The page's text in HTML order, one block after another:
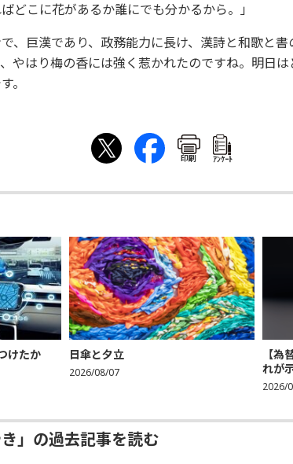
どこに花があるか誰にでも分かるから。」
、巨漢であり、政務能力に長け、漢詩と和歌と
やはり梅の香には強く惹かれたのですね。明日
。
印刷 ｱﾝｹｰﾄ
けたか 日傘と夕立
2026/08/07
【
れが
2026/
き」の過去記事を読む